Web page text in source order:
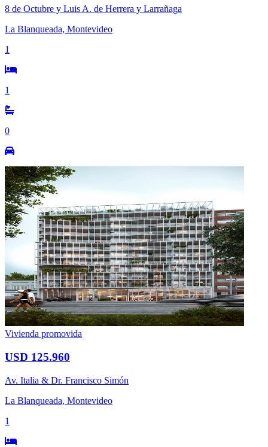
8 de Octubre y Luis A. de Herrera y Larrañaga
La Blanqueada, Montevideo
1
1
0
Vivienda promovida
USD 125.960
Av. Italia & Dr. Francisco Simón
La Blanqueada, Montevideo
1